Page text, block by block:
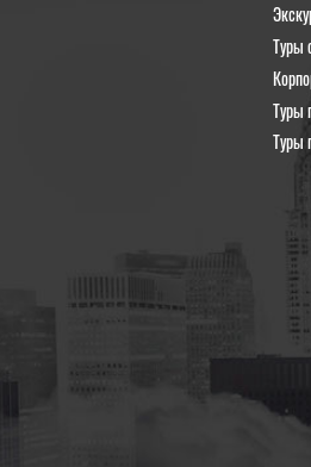
Туры
Туры
Туры